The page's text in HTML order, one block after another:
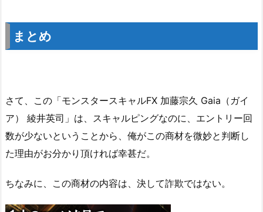
まとめ
さて、この「モンスタースキャルFX 加藤宗久 Gaia（ガイ
ア） 綾井英司」は、スキャルピングなのに、エントリー回
数が少ないということから、俺がこの商材を微妙と判断し
た理由がお分かり頂ければ幸甚だ。
ちなみに、この商材の内容は、決して詐欺ではない。